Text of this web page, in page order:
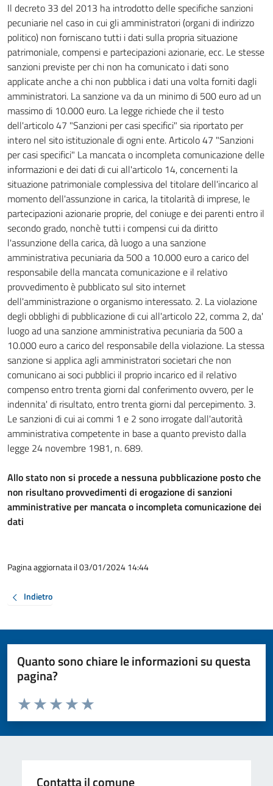
Il decreto 33 del 2013 ha introdotto delle specifiche sanzioni
pecuniarie nel caso in cui gli amministratori (organi di indirizzo
politico) non forniscano tutti i dati sulla propria situazione
patrimoniale, compensi e partecipazioni azionarie, ecc. Le stesse
sanzioni previste per chi non ha comunicato i dati sono
applicate anche a chi non pubblica i dati una volta forniti dagli
amministratori. La sanzione va da un minimo di 500 euro ad un
massimo di 10.000 euro. La legge richiede che il testo
dell'articolo 47 "Sanzioni per casi specifici" sia riportato per
intero nel sito istituzionale di ogni ente. Articolo 47 "Sanzioni
per casi specifici" La mancata o incompleta comunicazione delle
informazioni e dei dati di cui all'articolo 14, concernenti la
situazione patrimoniale complessiva del titolare dell'incarico al
momento dell'assunzione in carica, la titolarità di imprese, le
partecipazioni azionarie proprie, del coniuge e dei parenti entro il
secondo grado, nonchè tutti i compensi cui da diritto
l'assunzione della carica, dà luogo a una sanzione
amministrativa pecuniaria da 500 a 10.000 euro a carico del
responsabile della mancata comunicazione e il relativo
provvedimento è pubblicato sul sito internet
dell'amministrazione o organismo interessato. 2. La violazione
degli obblighi di pubblicazione di cui all'articolo 22, comma 2, da'
luogo ad una sanzione amministrativa pecuniaria da 500 a
10.000 euro a carico del responsabile della violazione. La stessa
sanzione si applica agli amministratori societari che non
comunicano ai soci pubblici il proprio incarico ed il relativo
compenso entro trenta giorni dal conferimento ovvero, per le
indennita' di risultato, entro trenta giorni dal percepimento. 3.
Le sanzioni di cui ai commi 1 e 2 sono irrogate dall'autorità
amministrativa competente in base a quanto previsto dalla
legge 24 novembre 1981, n. 689.
Allo stato non si procede a nessuna pubblicazione posto che
non risultano provvedimenti di erogazione di sanzioni
amministrative per mancata o incompleta comunicazione dei
dati
Pagina aggiornata il 03/01/2024 14:44
Indietro
Quanto sono chiare le informazioni su questa
pagina?
Valuta da 1 a 5 stelle la pagina
Valuta 5 stelle su 5
Valuta 4 stelle su 5
Valuta 3 stelle su 5
Valuta 2 stelle su 5
Valuta 1 stelle su 5
Contatta il comune